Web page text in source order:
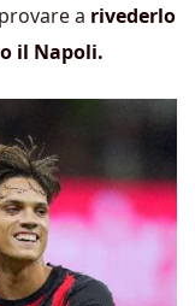
a rivederlo
il Napoli.